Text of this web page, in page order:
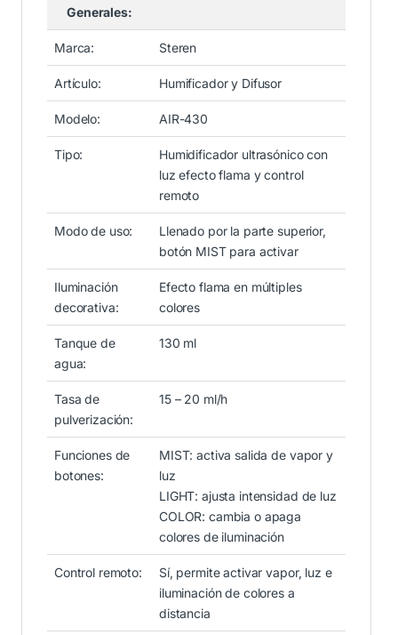
Generales:
Marca: Steren
Artículo: Humificador y Difusor
Modelo: AIR-430
Tipo:
Humidificador ultrasónico con
luz efecto flama y control
remoto
Modo de uso:
Llenado por la parte superior,
botón MIST para activar
Iluminación
decorativa:
Efecto flama en múltiples
colores
Tanque de
agua:
130 ml
Tasa de
pulverización:
15 – 20 ml/h
Funciones de
botones:
MIST: activa salida de vapor y
luz
LIGHT: ajusta intensidad de luz
COLOR: cambia o apaga
colores de iluminación
Control remoto:
Sí, permite activar vapor, luz e
iluminación de colores a
distancia